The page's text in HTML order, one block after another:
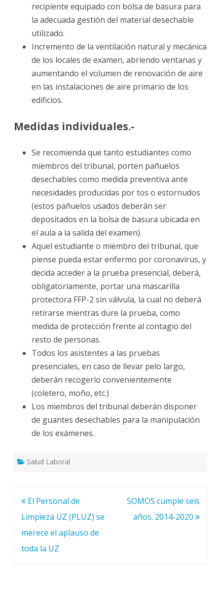
recipiente equipado con bolsa de basura para
la adecuada gestión del material desechable
utilizado.
Incremento de la ventilación natural y mecánica
de los locales de examen, abriendo ventanas y
aumentando el volumen de renovación de aire
en las instalaciones de aire primario de los
edificios.
Medidas individuales.-
Se recomienda que tanto estudiantes como
miembros del tribunal, porten pañuelos
desechables como medida preventiva ante
necesidades producidas por tos o estornudos
(estos pañuelos usados deberán ser
depositados en la bolsa de basura ubicada en
el aula a la salida del examen).
Aquel estudiante o miembro del tribunal, que
piense pueda estar enfermo por coronavirus, y
decida acceder a la prueba presencial, deberá,
obligatoriamente, portar una mascarilla
protectora FFP-2 sin válvula, la cual no deberá
retirarse mientras dure la prueba, como
medida de protección frente al contagio del
resto de personas.
Todos los asistentes a las pruebas
presenciales, en caso de llevar pelo largo,
deberán recogerlo convenientemente
(coletero, moño, etc.)
Los miembros del tribunal deberán disponer
de guantes desechables para la manipulación
de los exámenes.
Salud Laboral
Navegación
de
entradas
El Personal de
Limpieza UZ (PLUZ) se
merece el aplauso de
toda la UZ
SOMOS cumple seis
años. 2014-2020